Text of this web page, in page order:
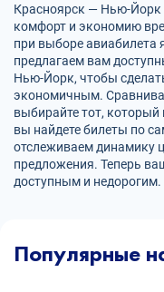
Красноярск — Нью-Йорк
комфорт и экономию
при выборе авиабилета
предлагаем вам
Нью-Йорк, чтобы
экономичным.
выбирайте тот,
вы найдете билеты по
отслеживаем динамику
предложения. Теперь
доступным и недорогим.
Популярные